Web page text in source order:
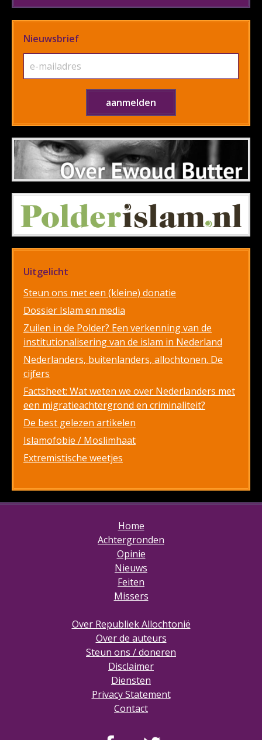
Nieuwsbrief
Uitgelicht
Steun ons met een (kleine) donatie
Dossier Islam en media
Zuilen in de Polder? Een verkenning van de
institutionalisering van de islam in Nederland
Nederlanders, buitenlanders, allochtonen. De
cijfers
Factsheet: Wat weten we over Nederlanders met
een migratieachtergrond en criminaliteit?
De best gelezen artikelen
Islamofobie / Moslimhaat
Extremistische weetjes
Home
Achtergronden
Opinie
Nieuws
Feiten
Missers
Over Republiek Allochtonië
Over de auteurs
Steun ons / doneren
Disclaimer
Diensten
Privacy Statement
Contact